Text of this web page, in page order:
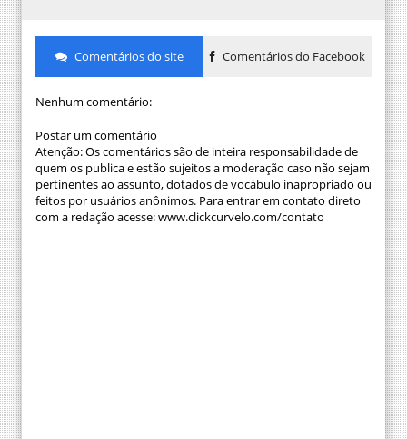
Comentários do site Comentários do Facebook
Nenhum comentário:
Postar um comentário
Atenção: Os comentários são de inteira responsabilidade de
quem os publica e estão sujeitos a moderação caso não sejam
pertinentes ao assunto, dotados de vocábulo inapropriado ou
feitos por usuários anônimos. Para entrar em contato direto
com a redação acesse: www.clickcurvelo.com/contato